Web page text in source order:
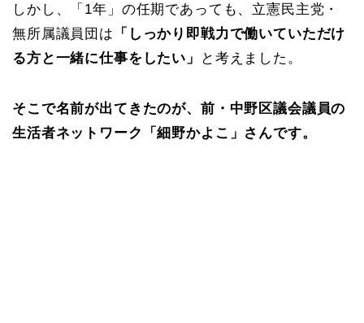
しかし、「1年」の任期であっても、立憲民主党・
無所属議員団は 「しっかり即戦力で働いていただけ
る方と一緒に仕事をしたい」
と考えました。
そこで名前が出てきたのが、前・中野区議会議員の
生活者ネットワーク「細野かよこ」さんです。